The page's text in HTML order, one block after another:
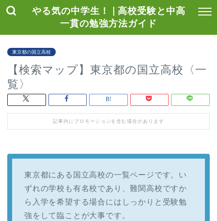
やる気の中学生！ | 高校受験と中高
一貫の勉強方法ガイド
東京都の国立高校
【検索マップ】東京都の国立高校〈一
覧〉
記事内にプロモーションを含む場合があります
東京都にある国立高校の一覧ページです。い
ずれの学校も有名校であり、難関高校ですか
ら入学を希望する場合にはしっかりと受験勉
強をして臨ことが大事です。